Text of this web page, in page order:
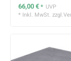
66,00 €* UVP
* Inkl. MwSt. zzgl.